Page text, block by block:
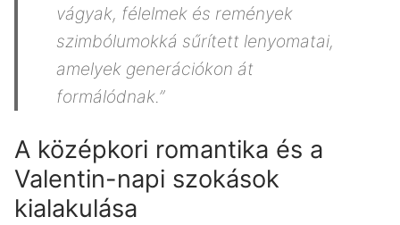
vágyak, félelmek és remények
szimbólumokká sűrített lenyomatai,
amelyek generációkon át
formálódnak.”
A középkori romantika és a
Valentin-napi szokások
kialakulása